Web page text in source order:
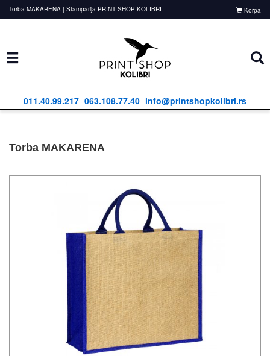
Torba MAKARENA | Stamparija PRINT SHOP KOLIBRI Korpa
011.40.99.217 063.108.77.40 info@printshopkolibri.rs
Torba MAKARENA